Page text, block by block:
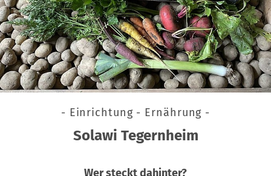
- Einrichtung - Ernährung -
Solawi Tegernheim
Wer steckt dahinter?